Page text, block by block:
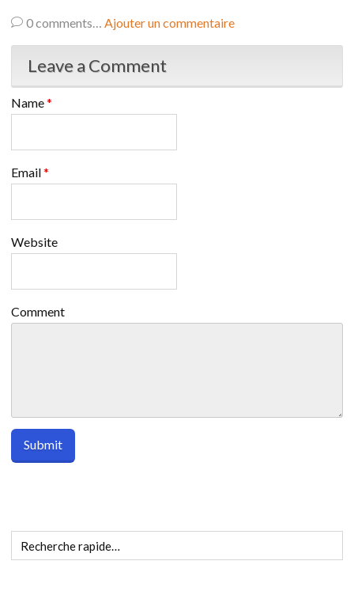
0comments… Ajouter un commentaire
Leave a Comment
Name*
Email*
Website
Comment